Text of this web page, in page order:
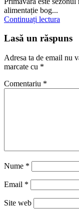
alimentație bog...
Continuați lectura
Lasă un răspuns
Adresa ta de email nu
marcate cu *
Comentariu *
Nume *
Email *
Site web